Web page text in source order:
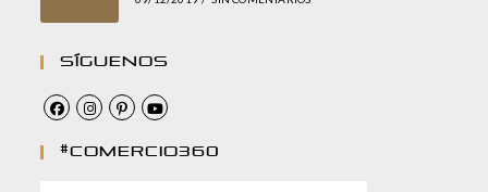
Síguenos
#comercio360